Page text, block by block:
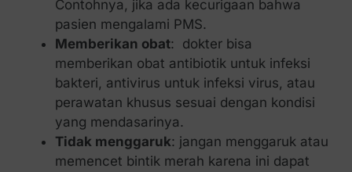
Contohnya, jika ada kecurigaan bahwa
pasien mengalami PMS.
Memberikan obat: dokter bisa
memberikan obat antibiotik untuk infeksi
bakteri, antivirus untuk infeksi virus, atau
perawatan khusus sesuai dengan kondisi
yang mendasarinya.
Tidak menggaruk: jangan menggaruk atau
memencet bintik merah karena ini dapat